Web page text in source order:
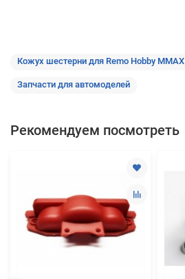
Кожух шестерни для Remo Hobby MMAX
Запчасти для автомоделей
Рекомендуем посмотреть